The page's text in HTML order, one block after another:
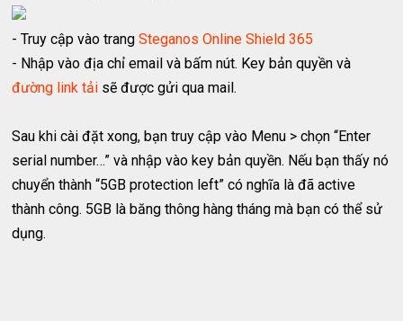
- Truy cập vào trangSteganos Online Shield 365
- Nhập vào địa chỉ email và bấm nút. Key bản quyền và
đường link tải sẽ được gửi qua mail.
Sau khi cài đặt xong, bạn truy cập vào Menu > chọn “Enter
serial number…” và nhập vào key bản quyền. Nếu bạn thấy nó
chuyển thành “5GB protection left” có nghĩa là đã active
thành công. 5GB là băng thông hàng tháng mà bạn có thể sử
dụng.